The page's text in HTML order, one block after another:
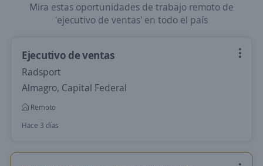
Mira estas oportunidades de trabajo remoto de
'ejecutivo de ventas' en todo el país
Ejecutivo de ventas
Radsport
Almagro, Capital Federal
Remoto
Hace 3 días